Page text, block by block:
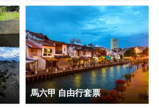
馬六甲 自由行套票